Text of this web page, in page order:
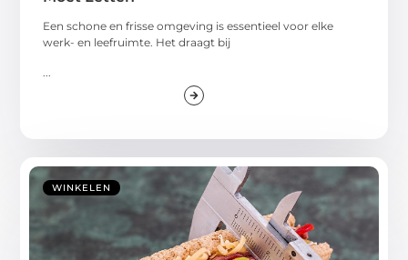
Een schone en frisse omgeving is essentieel voor elke
werk- en leefruimte. Het draagt bij
WINKELEN